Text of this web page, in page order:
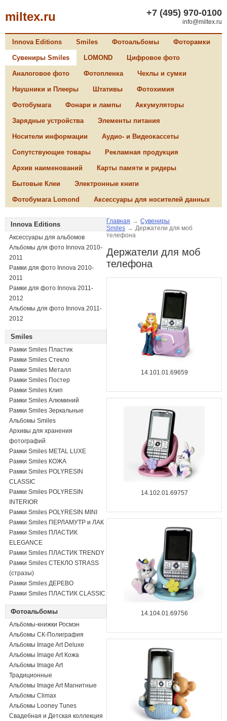
miltex.ru +7 (495) 970-0100
info@miltex.ru
Innova Editions Smiles Фотоальбомы Фоторамки
Сувениры Smiles LOMOND Цифровое фото
Аналоговое фото Фотопленка Чехлы и сумки
Наушники и Плееры Штативы Фотохимия
Фотобумага Фонари и лампы Аккумуляторы
Зарядные устройства Элементы питания
Носители информации Аудио- и Видеокассеты
Сопутствующие товары Рекламная продукция
Архив наименований Карты памяти и ридеры
Бытовые Клеи Электронные книги
Фотобумага Lomond Аксессуары для носителей данных
Innova Editions
Аксессуары для альбомов
Альбомы для фото Innova 2010-
2011
Рамки для фото Innova 2010-
2011
Рамки для фото Innova 2011-
2012
Альбомы для фото Innova 2011-
2012
Smiles
Рамки Smiles Пластик
Рамки Smiles Стекло
Рамки Smiles Металл
Рамки Smiles Постер
Рамки Smiles Клип
Рамки Smiles Алюминий
Рамки Smiles Зеркальные
Альбомы Smiles
Архивы для хранения
фотографий
Рамки Smiles METAL LUXE
Рамки Smiles КОЖА
Рамки Smiles POLYRESIN
CLASSIC
Рамки Smiles POLYRESIN
INTERIOR
Рамки Smiles POLYRESIN MINI
Рамки Smiles ПЕРЛАМУТР и ЛАК
Рамки Smiles ПЛАСТИК
ELEGANCE
Рамки Smiles ПЛАСТИК TRENDY
Рамки Smiles СТЕКЛО STRASS
(стразы)
Рамки Smiles ДЕРЕВО
Рамки Smiles ПЛАСТИК CLASSIC
Фотоальбомы
Альбомы-книжки Росмэн
Альбомы СК-Полиграфия
Альбомы Image Art Deluxe
Альбомы Image Art Кожа
Альбомы Image Art
Традиционные
Альбомы Image Art Магнитные
Альбомы Climax
Альбомы Looney Tunes
Свадебная и Детская коллекция
Главная → Сувениры
Smiles → Держатели для моб
телефона
Держатели для моб
телефона
14.101.01.69659
14.102.01.69757
14.104.01.69756